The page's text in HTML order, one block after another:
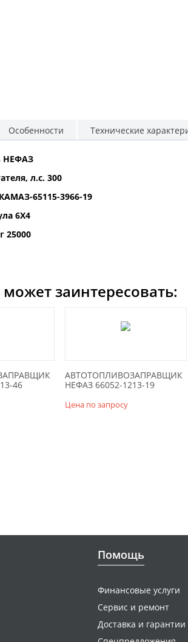
Особенности Технические
НЕФАЗ
л.с. 300
65115-3966-19
6Х4
25000
заинтересовать:
46
АВТОТОПЛИВОЗАПРАВЩИК
НЕФАЗ 66052-1213-19
Цена по запросу
Помощь
Финансовые услуги
Сервис и ремонт
Доставка и гарантии